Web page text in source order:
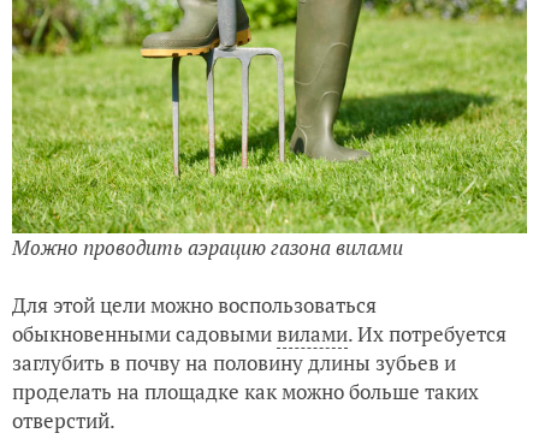
Можно проводить аэрацию газона вилами
Для этой цели можно воспользоваться
обыкновенными садовымивилами. Их потребуется
заглубить в почву на половину длины зубьев и
проделать на площадке как можно больше таких
отверстий.